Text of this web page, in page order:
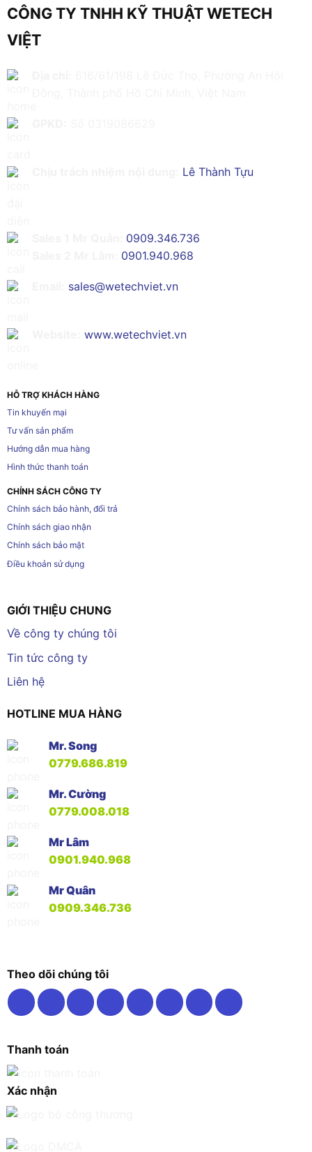
CÔNG TY TNHH KỸ THUẬT WETECH
VIỆT
Lê Thành Tựu
0909.346.736
0901.940.968
sales@wetechviet.vn
www.wetechviet.vn
HỖ TRỢ KHÁCH HÀNG
Tin khuyến mại
Tư vấn sản phẩm
Hướng dẫn mua hàng
Hình thức thanh toán
CHÍNH SÁCH CÔNG TY
Chính sách bảo hành, đổi trả
Chính sách giao nhận
Chính sách bảo mật
Điều khoản sử dụng
GIỚI THIỆU CHUNG
Về công ty chúng tôi
Tin tức công ty
Liên hệ
HOTLINE MUA HÀNG
Mr. Song
0779.686.819
Mr. Cường
0779.008.018
Mr Lâm
0901.940.968
Mr Quân
0909.346.736
Theo dõi chúng tôi
Thanh toán
Xác nhận